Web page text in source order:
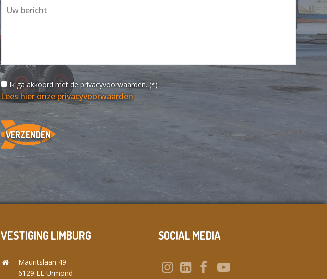
Ik ga akkoord met de privacyvoorwaarden. (*)
Lees hier onze privacyvoorwaarden
VESTIGING LIMBURG
Mauritslaan 49
6129 EL Urmond
SOCIAL MEDIA